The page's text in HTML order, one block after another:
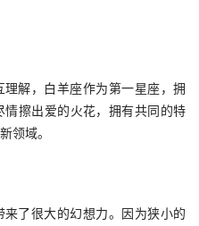
解，白羊座作为第一星座，拥
擦出爱的火花，拥有共同的特
领域。
了很大的幻想力。因为狭小的